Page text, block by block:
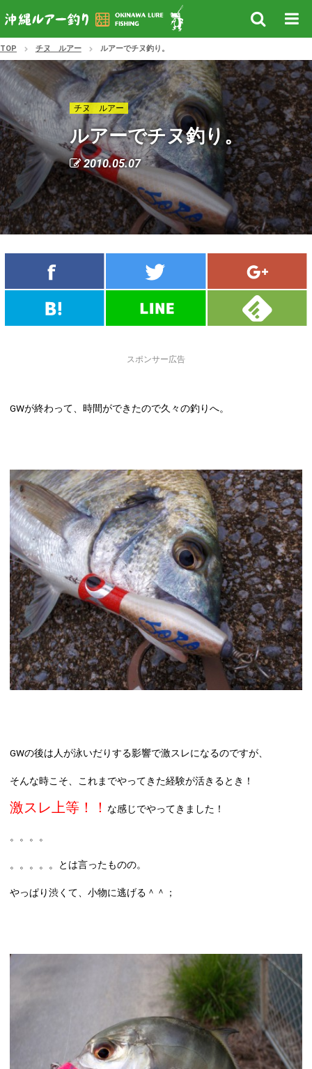
TOP チヌ ルアー ルアーでチヌ釣り。
チヌ ルアー
ルアーでチヌ釣り。
2010.05.07
スポンサー広告
GWが終わって、時間ができたので久々の釣りへ。
GWの後は人が泳いだりする影響で激スレになるのですが、
そんな時こそ、これまでやってきた経験が活きるとき！
激スレ上等！！ な感じでやってきました！
。。。。
。。。。。とは言ったものの。
やっぱり渋くて、小物に逃げる＾＾；